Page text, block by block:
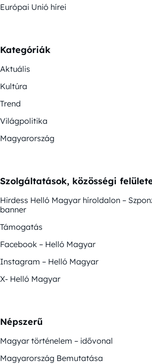
Európai Unió hírei
Kategóriák
Aktuális
Kultúra
Trend
Világpolitika
Magyarország
Szolgáltatások, közösségi
Hirdess Helló Magyar híroldalon –
banner
Támogatás
Facebook – Helló Magyar
Instagram – Helló Magyar
X- Helló Magyar
Népszerű
Magyar történelem – idővonal
Magyarország Bemutatása